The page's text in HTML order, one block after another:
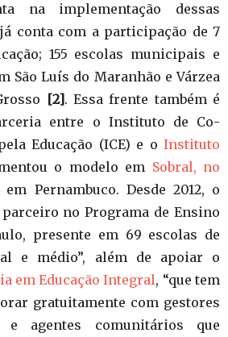
na implementação dessas
conta com a participação de 7
155 escolas municipais e
São Luís do Maranhão e Várzea
[2] . Essa frente também é
entre o Instituto de Co-
Educação (ICE) e o Instituto
o modelo em Sobral, no
Pernambuco. Desde 2012, o
no Programa de Ensino
presente em 69 escolas de
e médio”, além de apoiar o
em Educação Integral, “que tem
gratuitamente com gestores
e agentes comunitários que